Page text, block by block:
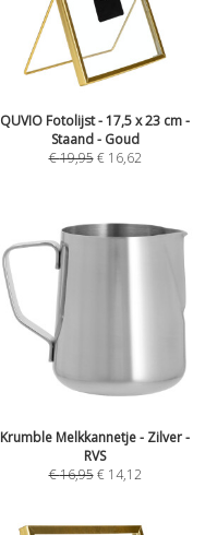
QUVIO Fotolijst - 17,5 x 23 cm -
Staand - Goud
€19,95 € 16,62
Krumble Melkkannetje - Zilver -
RVS
€16,95 € 14,12